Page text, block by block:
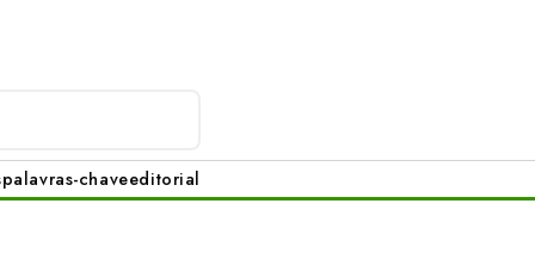
palavras-chaveeditorial